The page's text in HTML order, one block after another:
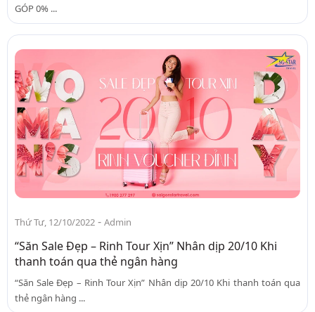
GÓP 0% ...
Thứ Tư, 12/10/2022 - Admin
“Săn Sale Đẹp – Rinh Tour Xịn” Nhân dịp 20/10 Khi
thanh toán qua thẻ ngân hàng
“Săn Sale Đẹp – Rinh Tour Xịn” Nhân dịp 20/10 Khi thanh toán qua
thẻ ngân hàng ...